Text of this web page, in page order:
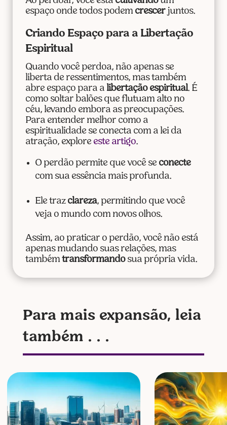
espaço onde todos podem crescerjuntos.
Criando Espaço para a Libertação
Espiritual
Quando você perdoa, não apenas se
liberta de ressentimentos, mas também
abre espaço para a libertação espiritual. É
como soltar balões que flutuam alto no
céu, levando embora as preocupações.
Para entender melhor como a
espiritualidade se conecta com a lei da
atração, explore este artigo.
O perdão permite que você se conecte
com sua essência mais profunda.
Ele traz clareza, permitindo que você
veja o mundo com novos olhos.
Assim, ao praticar o perdão, você não está
apenas mudando suas relações, mas
também transformandosua própria vida.
Para mais expansão, leia
também . . .